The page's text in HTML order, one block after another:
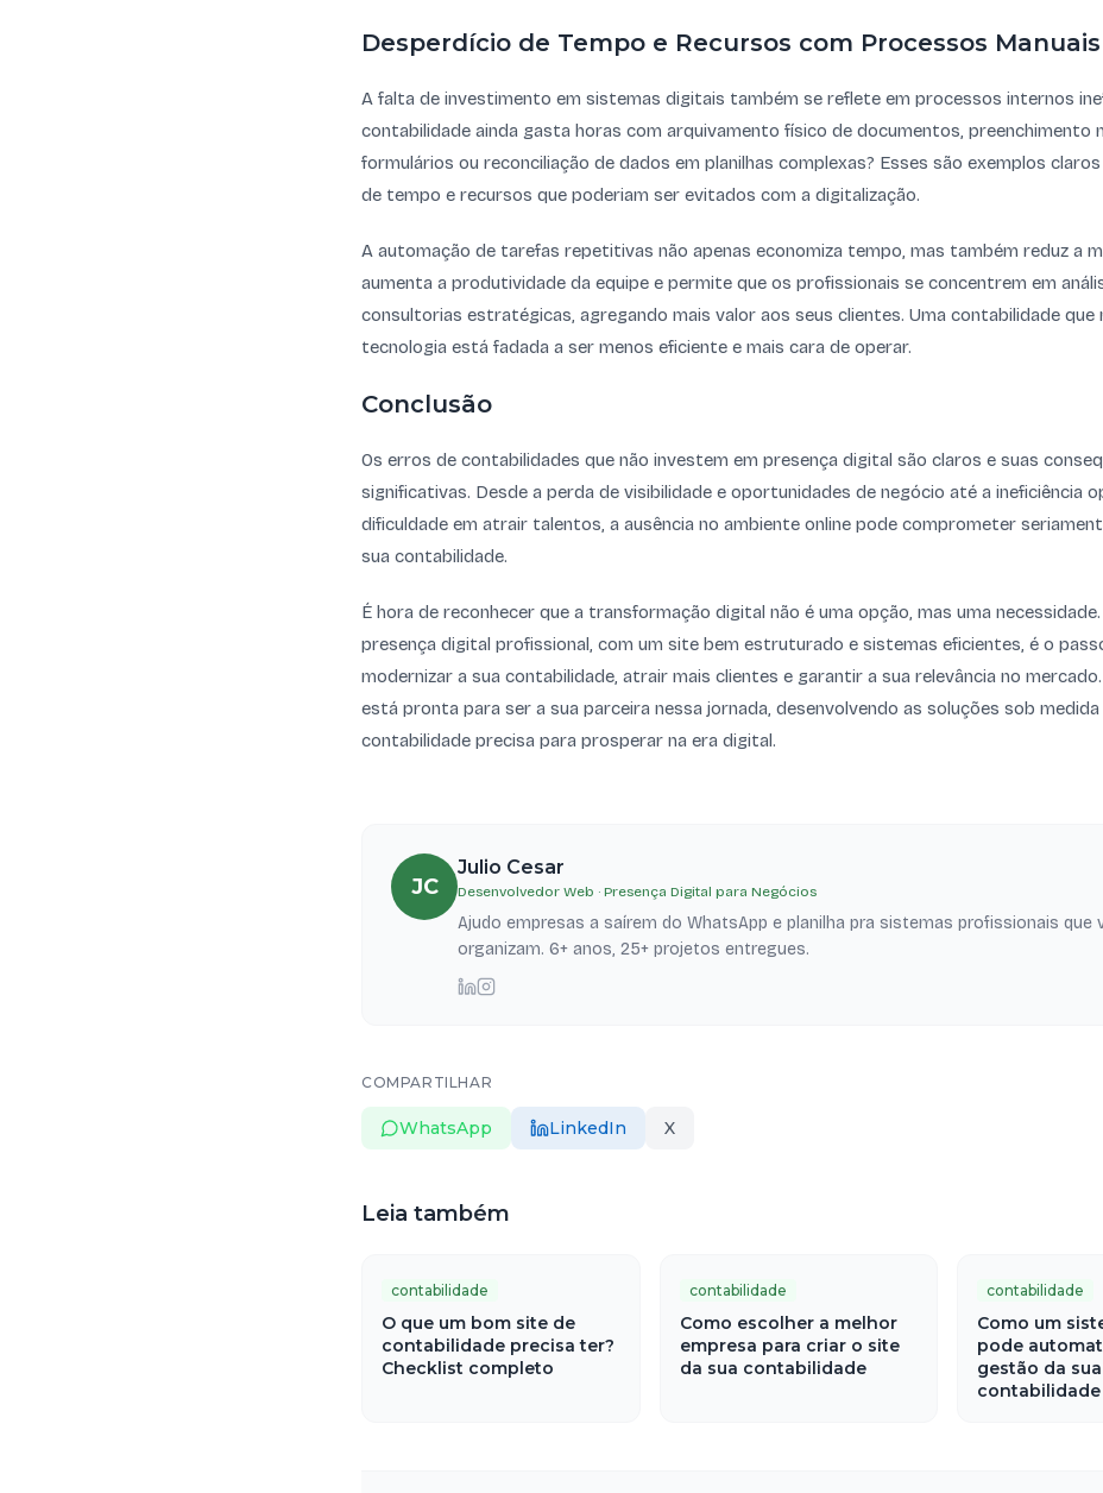
Desperdício de Tempo e Recursos com Processos Manuais
A falta de investimento em sistemas digitais também se reflete em processos internos
contabilidade ainda gasta horas com arquivamento físico de documentos, preenchimento
formulários ou reconciliação de dados em planilhas complexas? Esses são exemplos
de tempo e recursos que poderiam ser evitados com a digitalização.
A automação de tarefas repetitivas não apenas economiza tempo, mas também reduz a
aumenta a produtividade da equipe e permite que os profissionais se concentrem em
consultorias estratégicas, agregando mais valor aos seus clientes. Uma contabilidade que
tecnologia está fadada a ser menos eficiente e mais cara de operar.
Conclusão
Os erros de contabilidades que não investem em presença digital são claros e suas
significativas. Desde a perda de visibilidade e oportunidades de negócio até a ineficiência
dificuldade em atrair talentos, a ausência no ambiente online pode comprometer
sua contabilidade.
É hora de reconhecer que a transformação digital não é uma opção, mas uma
presença digital profissional, com um site bem estruturado e sistemas eficientes, é o
modernizar a sua contabilidade, atrair mais clientes e garantir a sua relevância no mercado.
está pronta para ser a sua parceira nessa jornada, desenvolvendo as soluções sob medida
contabilidade precisa para prosperar na era digital.
JC
Julio Cesar
Desenvolvedor Web · Presença Digital para Negócios
Ajudo empresas a saírem do WhatsApp e planilha pra sistemas profissionais que
organizam. 6+ anos, 25+ projetos entregues.
COMPARTILHAR
WhatsApp LinkedIn X
Leia também
contabilidade
O que um bom site de
contabilidade precisa ter?
Checklist completo
contabilidade
Como escolher a melhor
empresa para criar o site
da sua contabilidade
contabilidade
Como um
pode
gestão da sua
contabilidade